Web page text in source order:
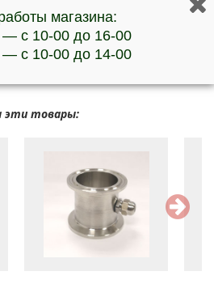
стоимость уточняйте у
эти товары:
магазина:
— с 10-00 до 16-00
— с 10-00 до 14-00